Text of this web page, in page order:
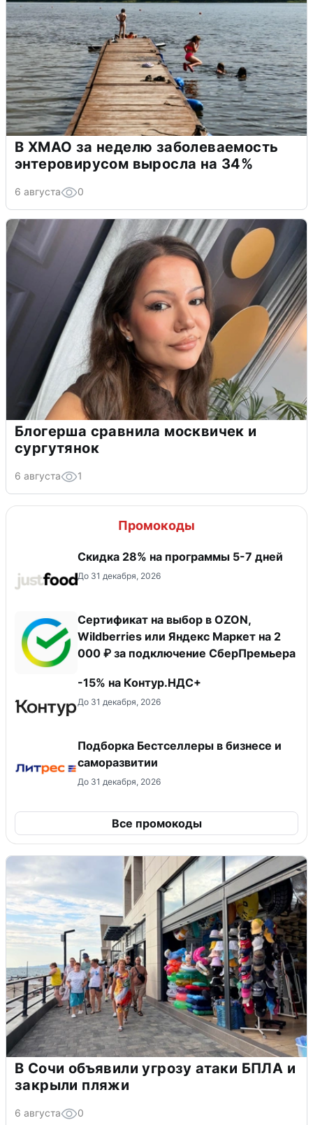
В ХМАО за неделю заболеваемость
энтеровирусом выросла на 34%
6 августа 0
Блогерша сравнила москвичек и
сургутянок
6 августа 1
Промокоды
Скидка 28% на программы 5-7 дней
До 31 декабря, 2026
Сертификат на выбор в OZON,
Wildberries или Яндекс Маркет на 2
000 ₽ за подключение СберПремьера
-15% на Контур.НДС+
До 31 декабря, 2026
Подборка Бестселлеры в бизнесе и
саморазвитии
До 31 декабря, 2026
Все промокоды
В Сочи объявили угрозу атаки БПЛА и
закрыли пляжи
6 августа 0